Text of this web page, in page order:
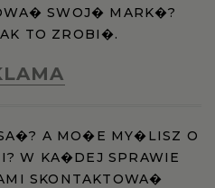
SWOJ� MARK�?
TO ZROBI�.
A MO�E MY�LISZ O
W KA�DEJ SPRAWIE
SKONTAKTOWA�